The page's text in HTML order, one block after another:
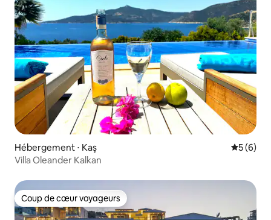
Hébergement ⋅ Kaş
5 (6)
Villa Oleander Kalkan
Coup de cœur voyageurs
Coup de cœur voyageurs